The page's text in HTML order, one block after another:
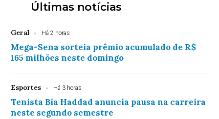
Últimas notícias
Geral Há 2 horas
Mega-Sena sorteia prêmio acumulado de R$
165 milhões neste domingo
Esportes Há 3 horas
Tenista Bia Haddad anuncia pausa na carreira
neste segundo semestre